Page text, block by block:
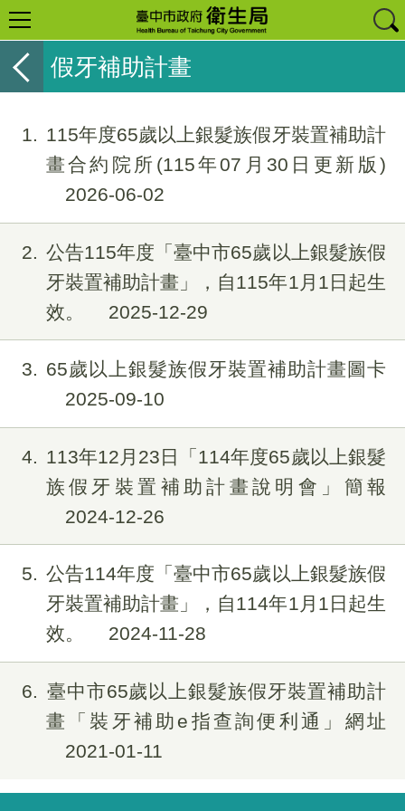
假牙補助計畫
1
115年度65歲以上銀髮族假牙裝置補助計
畫合約院所(115年07月30日更新版)
2026-06-02
2
公告115年度「臺中市65歲以上銀髮族假
牙裝置補助計畫」，自115年1月1日起生
效。
2025-12-29
3
65歲以上銀髮族假牙裝置補助計畫圖卡
2025-09-10
4
113年12月23日「114年度65歲以上銀髮
族假牙裝置補助計畫說明會」簡報
2024-12-26
5
公告114年度「臺中市65歲以上銀髮族假
牙裝置補助計畫」，自114年1月1日起生
效。
2024-11-28
6
臺中市65歲以上銀髮族假牙裝置補助計
畫「裝牙補助e指查詢便利通」網址
2021-01-11